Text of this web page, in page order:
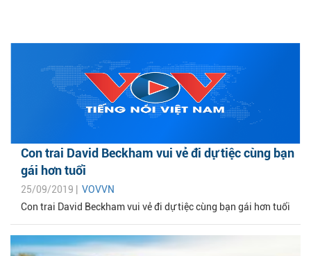
Con trai David Beckham vui vẻ đi dự tiệc cùng bạn
gái hơn tuổi
25/09/2019 | VOVVN
Con trai David Beckham vui vẻ đi dự tiệc cùng bạn gái hơn tuổi